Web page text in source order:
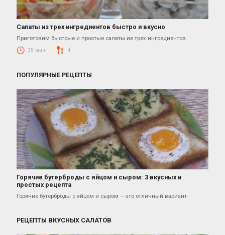
Салаты
Салаты из трех ингредиентов быстро и вкусно
Приготовим быстрые и простые салаты из трех ингредиентов.
25 мин. 4
ПОПУЛЯРНЫЕ РЕЦЕПТЫ
Рецепты Завтраков
Горячие бутерброды с яйцом и сыром: 3 вкусных и
простых рецепта
Горячие бутерброды с яйцом и сыром – это отличный вариант
РЕЦЕПТЫ ВКУСНЫХ САЛАТОВ